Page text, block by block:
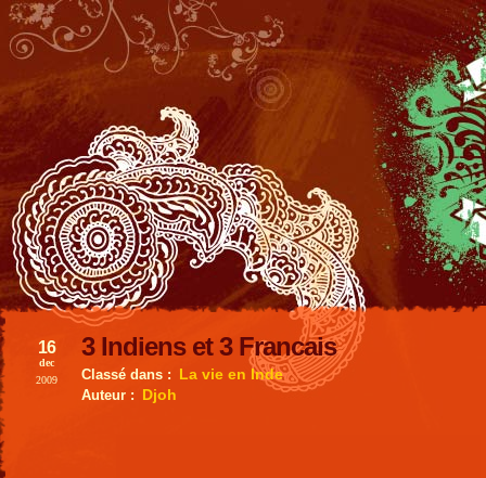
3 Indiens et 3 Francais
16
dec
2009
Classé dans : La vie en Inde
Auteur : Djoh